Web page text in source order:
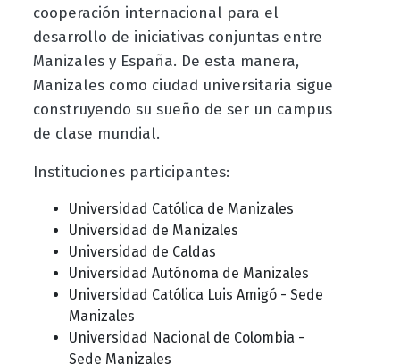
cooperación internacional para el
desarrollo de iniciativas conjuntas entre
Manizales y España. De esta manera,
Manizales como ciudad universitaria sigue
construyendo su sueño de ser un campus
de clase mundial.
Instituciones participantes:
Universidad Católica de Manizales
Universidad de Manizales
Universidad de Caldas
Universidad Autónoma de Manizales
Universidad Católica Luis Amigó - Sede
Manizales
Universidad Nacional de Colombia -
Sede Manizales